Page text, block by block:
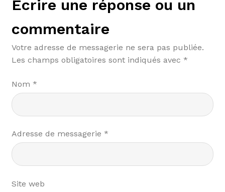
Écrire une réponse ou un
commentaire
Votre adresse de messagerie ne sera pas publiée.
Les champs obligatoires sont indiqués avec *
Nom *
Adresse de messagerie *
Site web